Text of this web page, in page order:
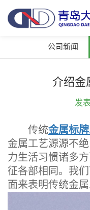
公司新闻
介绍金
发
传统金属标
金属工艺源源不
力生活习惯诸多
征各部相同。我
面来表明传统金属